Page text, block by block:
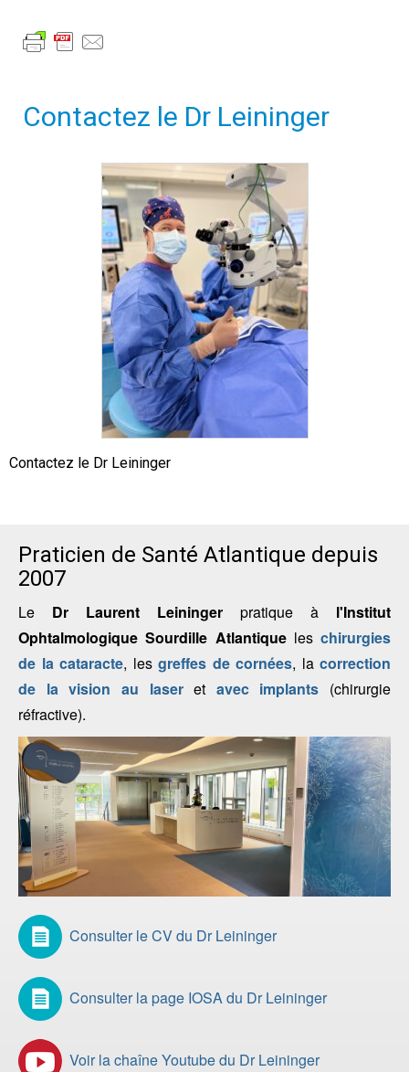
Contactez le Dr Leininger
Contactez le Dr Leininger
Praticien de Santé Atlantique depuis
2007
Le Dr Laurent Leininger pratique à l'Institut
Ophtalmologique Sourdille Atlantiqueles chirurgies
de la cataracte, les greffes de cornées, la correction
de la vision au laseret avec implants (chirurgie
réfractive).
Consulter le CV du Dr Leininger
Consulter la page IOSA du Dr Leininger
Voir la chaîne Youtube du Dr Leininger